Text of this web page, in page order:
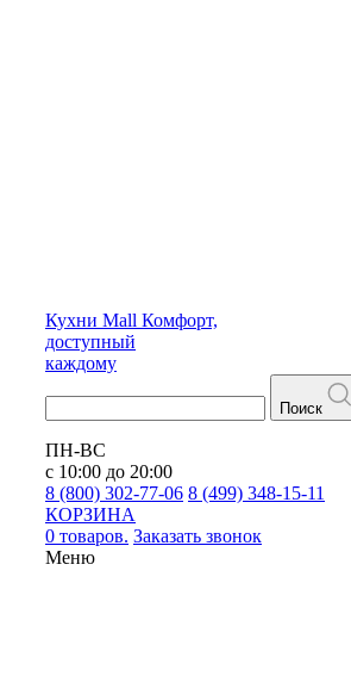
Кухни Mall Комфорт,
доступный
каждому
Поиск
ПН-ВС
с 10:00 до 20:00
8 (800) 302-77-06 8 (499) 348-15-11
КОРЗИНА
0 товаров. Заказать звонок
Меню